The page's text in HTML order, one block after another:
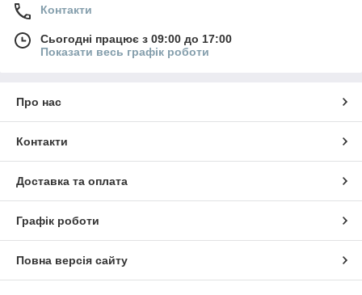
Контакти
Сьогодні працює з 09:00 до 17:00
Показати весь графік роботи
Про нас
Контакти
Доставка та оплата
Графік роботи
Повна версія сайту